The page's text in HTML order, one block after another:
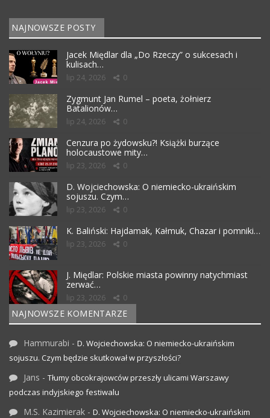
NAJNOWSZE POSTY
Jacek Międlar dla „Do Rzeczy” o sukcesach i
kulisach…
lip 24, 2026 0
Zygmunt Jan Rumel – poeta, żołnierz
Batalionów…
lip 24, 2026 0
Cenzura po żydowsku?! Książki burzące
holocaustowe mity…
lip 23, 2026 0
D. Wojciechowska: O niemiecko-ukraińskim
sojuszu. Czym…
lip 23, 2026 0
K. Baliński: Hajdamak, Kałmuk, Chazar i pomniki…
lip 23, 2026 0
J. Międlar: Polskie miasta powinny natychmiast
zerwać…
lip 23, 2026 0
NAJNOWSZE KOMENTARZE
Hammurabi - D. Wojciechowska: O niemiecko-ukraińskim
sojuszu. Czym będzie skutkował w przyszłości?
Jans - Tłumy obcokrajowców przeszły ulicami Warszawy
podczas indyjskiego festiwalu
M.S. Kazimierak - D. Wojciechowska: O niemiecko-ukraińskim